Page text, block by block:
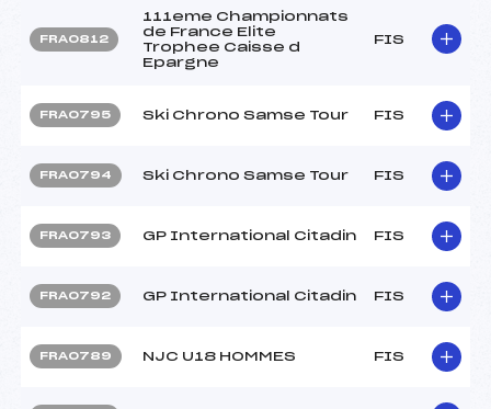
FRA0812
111eme Championnats
de France Elite
Trophee Caisse d
Epargne
FIS
FRA0795 Ski Chrono Samse Tour FIS
FRA0794 Ski Chrono Samse Tour FIS
FRA0793 GP International Citadin FIS
FRA0792 GP International Citadin FIS
FRA0789 NJC U18 HOMMES FIS